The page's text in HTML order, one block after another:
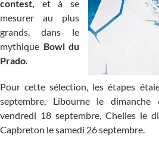
contest, et à se
mesurer au plus
grands, dans le
mythique Bowl du
Prado.
Pour cette sélection, les étapes
septembre, Libourne le
vendredi 18 septembre, Chelles le
Capbreton le samedi 26 septembre.